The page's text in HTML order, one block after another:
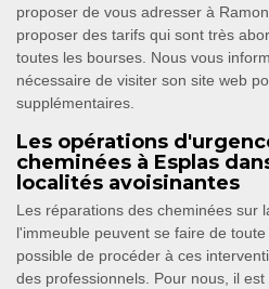
proposer de vous adresser à
proposer des tarifs qui sont très
toutes les bourses. Nous vous
nécessaire de visiter son site web
supplémentaires.
Les opérations
cheminées à Esplas
localités avoisinantes
Les réparations des cheminées sur
l'immeuble peuvent se faire de
possible de procéder à ces
des professionnels. Pour nous, il